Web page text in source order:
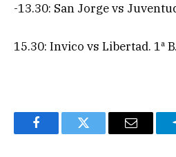
-13.30: San Jorge vs
15.30: Invico vs Libertad. 1ª B.
FacebookTwitter Email